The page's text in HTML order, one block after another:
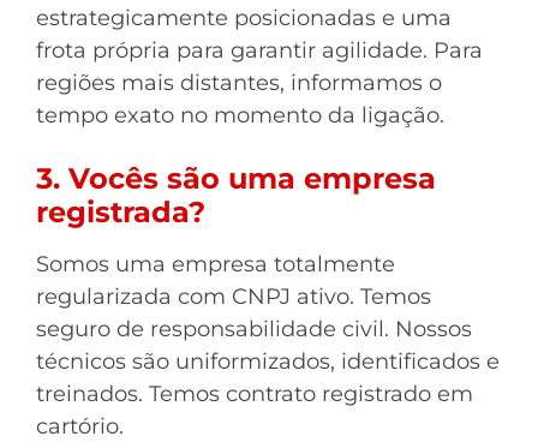
estrategicamente posicionadas e uma
frota própria para garantir agilidade. Para
regiões mais distantes, informamos o
tempo exato no momento da ligação.
3. Vocês são uma empresa
registrada?
Somos uma empresa totalmente
regularizada com CNPJ ativo. Temos
seguro de responsabilidade civil. Nossos
técnicos são uniformizados, identificados e
treinados. Temos contrato registrado em
cartório.